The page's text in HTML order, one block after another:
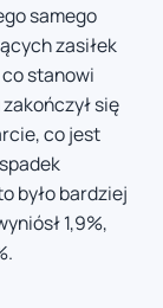
samego
zasiłek
stanowi
się
co jest
było bardziej
1,9%,